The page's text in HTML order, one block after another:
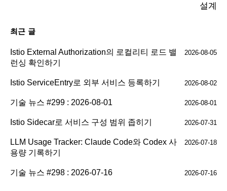
설계
최근 글
Istio External Authorization의 로컬리티 로드 밸
런싱 확인하기
2026-08-05
Istio ServiceEntry로 외부 서비스 등록하기 2026-08-02
기술 뉴스 #299 : 2026-08-01 2026-08-01
Istio Sidecar로 서비스 구성 범위 좁히기 2026-07-31
LLM Usage Tracker: Claude Code와 Codex 사
용량 기록하기
2026-07-18
기술 뉴스 #298 : 2026-07-16 2026-07-16